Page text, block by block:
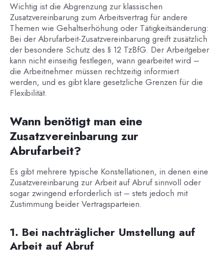
Wichtig ist die Abgrenzung zur klassischen
Zusatzvereinbarung zum Arbeitsvertrag für andere
Themen wie Gehaltserhöhung oder Tätigkeitsänderung:
Bei der Abrufarbeit-Zusatzvereinbarung greift zusätzlich
der besondere Schutz des § 12 TzBfG. Der Arbeitgeber
kann nicht einseitig festlegen, wann gearbeitet wird –
die Arbeitnehmer müssen rechtzeitig informiert
werden, und es gibt klare gesetzliche Grenzen für die
Flexibilität.
Wann benötigt man eine
Zusatzvereinbarung zur
Abrufarbeit?
Es gibt mehrere typische Konstellationen, in denen eine
Zusatzvereinbarung zur Arbeit auf Abruf sinnvoll oder
sogar zwingend erforderlich ist – stets jedoch mit
Zustimmung beider Vertragsparteien.
1. Bei nachträglicher Umstellung auf
Arbeit auf Abruf